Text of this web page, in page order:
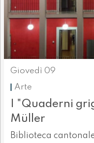
Giovedì 09
Arte
I "Quaderni
Müller
Biblioteca